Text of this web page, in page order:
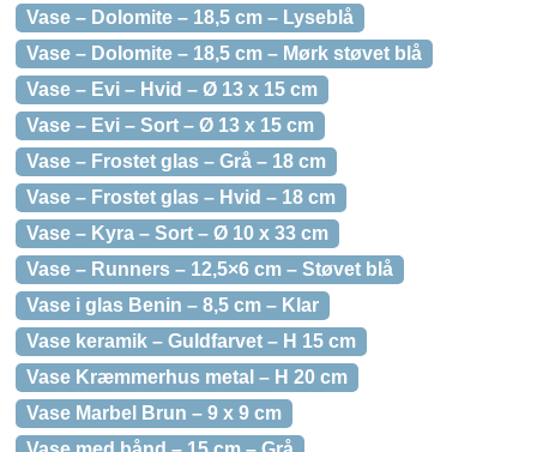
Vase – Dolomite – 18,5 cm – Lyseblå
Vase – Dolomite – 18,5 cm – Mørk støvet blå
Vase – Evi – Hvid – Ø 13 x 15 cm
Vase – Evi – Sort – Ø 13 x 15 cm
Vase – Frostet glas – Grå – 18 cm
Vase – Frostet glas – Hvid – 18 cm
Vase – Kyra – Sort – Ø 10 x 33 cm
Vase – Runners – 12,5×6 cm – Støvet blå
Vase i glas Benin – 8,5 cm – Klar
Vase keramik – Guldfarvet – H 15 cm
Vase Kræmmerhus metal – H 20 cm
Vase Marbel Brun – 9 x 9 cm